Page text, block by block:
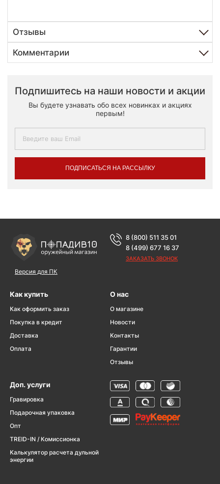
Отзывы
Комментарии
Подпишитесь на наши новости и акции
Вы будете узнавать обо всех новинках и акциях
первым!
ПОДПИСАТЬСЯ НА РАССЫЛКУ
Версия для ПК
8 (800) 511 35 01
8 (499) 677 16 37
ЗАКАЗАТЬ ЗВОНОК
Как купить
Как оформить заказ
Покупка в кредит
Доставка
Оплата
О нас
О магазине
Новости
Контакты
Гарантии
Отзывы
Доп. услуги
Гравировка
Подарочная упаковка
Опт
TREID-IN / Комиссионка
Калькулятор расчета дульной
энергии